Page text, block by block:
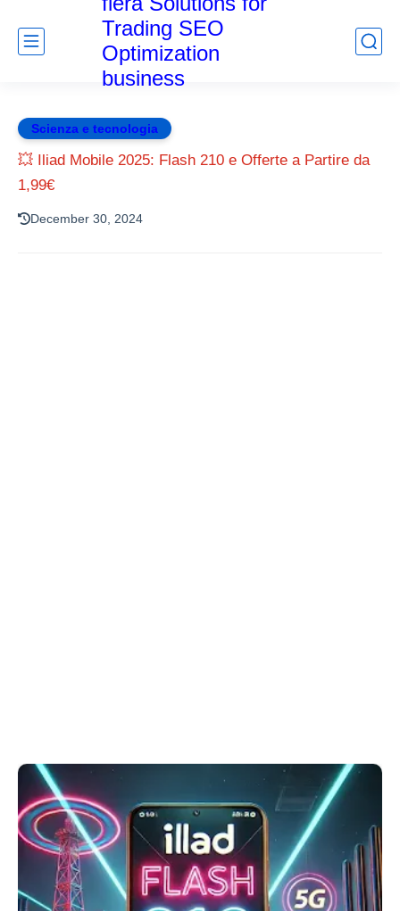
Trading SEO
Optimization
business
Scienza e tecnologia
💥 Iliad Mobile 2025: Flash 210 e Offerte a Partire da
1,99€
December 30, 2024